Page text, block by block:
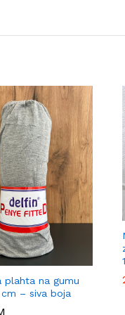
plahta na gumu
– siva boja